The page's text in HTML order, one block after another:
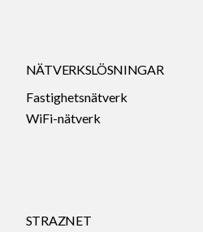
NÄTVERKSLÖSNINGAR
Fastighetsnätverk
WiFi-nätverk
STRAZNET